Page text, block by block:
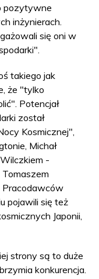
pozytywne
inżynierach.
się oni w
takiego jak
że "tylko
Potencjał
został
Kosmicznej",
Michał
-
pojawili się też
Japonii,
strony są to duże
konkurencja.